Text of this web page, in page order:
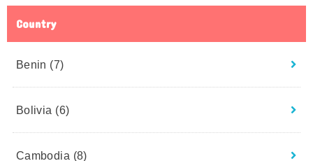
Country
Benin (7)
Bolivia (6)
Cambodia (8)